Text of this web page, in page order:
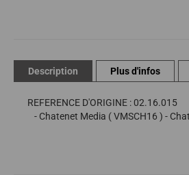
d’images
Description
REFERENCE D'ORIGINE : 02.16.015
- Chatenet Media ( VMSCH16 ) -
Plus d'infos